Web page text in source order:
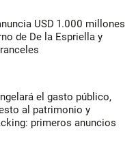
USD 1.000 millones
de De la Espriella y
el gasto público,
al patrimonio y
primeros anuncios